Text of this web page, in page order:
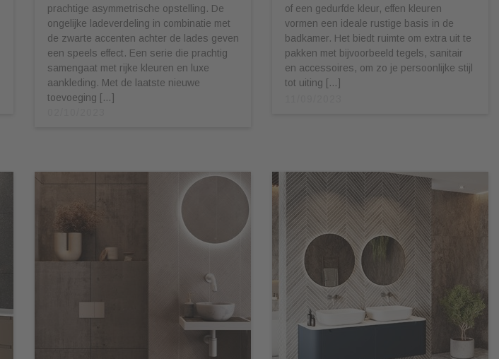
prachtige asymmetrische opstelling. De
ongelijke ladeverdeling in combinatie met
de zwarte accenten achter de lades geven
een speels effect. Een serie die prachtig
samengaat met rijke kleuren en luxe
aankleding. Met de laatste nieuwe
toevoeging […]
of een gedurfde kleur, effen kleuren
vormen een ideale rustige basis in de
badkamer. Het biedt ruimte om extra uit te
pakken met bijvoorbeeld tegels, sanitair
en accessoires, om zo je persoonlijke stijl
tot uiting […]